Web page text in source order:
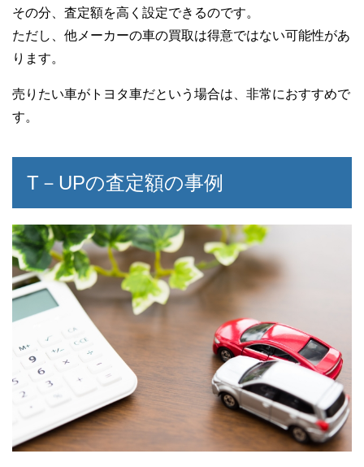
その分、査定額を高く設定できるのです。
ただし、他メーカーの車の買取は得意ではない可能性があ
ります。
売りたい車がトヨタ車だという場合は、非常におすすめで
す。
T－UPの査定額の事例